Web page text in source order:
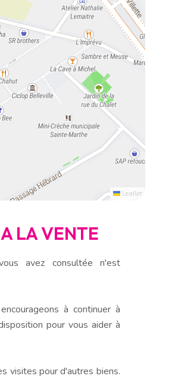
Leaflet
LA VENTE
avez consultée n'est
à continuer à
pour vous aider à
visites pour d'autres biens.